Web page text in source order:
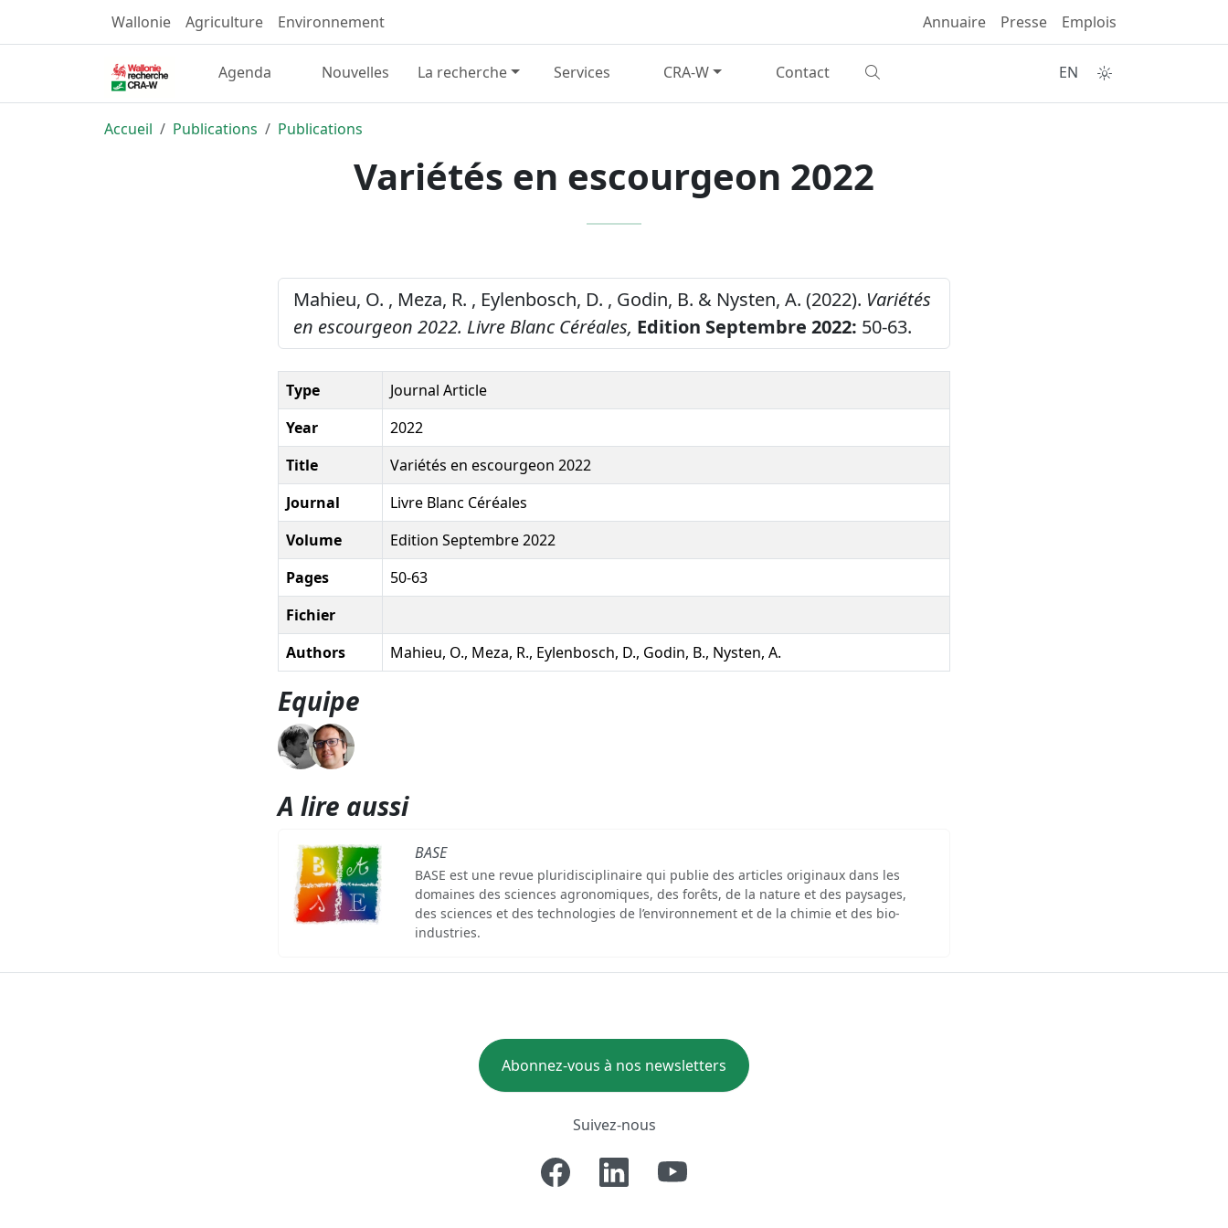
Wallonie Agriculture Environnement Annuaire Presse Emplois
Agenda Nouvelles La recherche Services CRA-W Contact EN
Accueil Publications Publications
Variétés en escourgeon 2022
Mahieu, O. , Meza, R. , Eylenbosch, D. , Godin, B. & Nysten, A. (2022). Variétés
en escourgeon 2022. Livre Blanc Céréales, Edition Septembre 2022: 50-63.
Type
Journal Article
Year
2022
Title
Variétés en escourgeon 2022
Journal
Livre Blanc Céréales
Volume
Edition Septembre 2022
Pages
50-63
Fichier
Authors
Mahieu, O., Meza, R., Eylenbosch, D., Godin, B., Nysten, A.
Equipe
A lire aussi
BASE
BASE est une revue pluridisciplinaire qui publie des articles originaux dans les
domaines des sciences agronomiques, des forêts, de la nature et des paysages,
des sciences et des technologies de l’environnement et de la chimie et des bio-
industries.
Abonnez-vous à nos newsletters
Suivez-nous